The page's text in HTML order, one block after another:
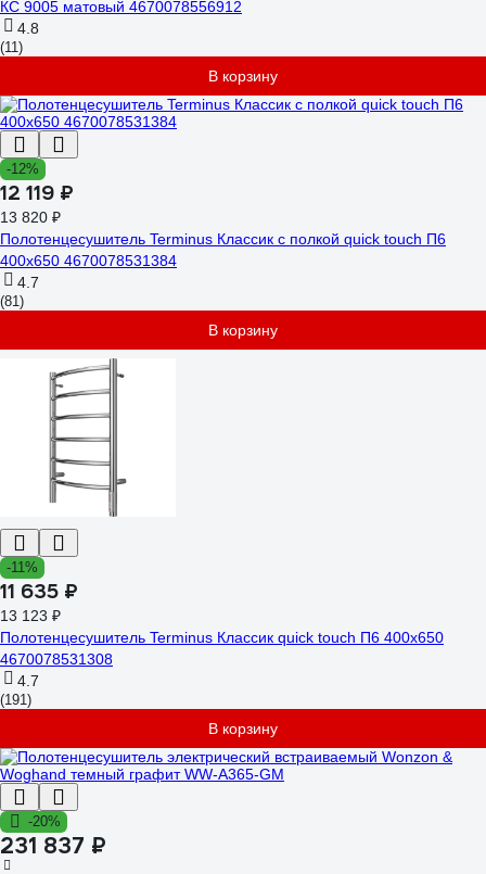
КС 9005 матовый 4670078556912
4.8
(11)
В корзину
-12%
12 119 ₽
13 820 ₽
Полотенцесушитель Terminus Классик с полкой quick touch П6
400x650 4670078531384
4.7
(81)
В корзину
-11%
11 635 ₽
13 123 ₽
Полотенцесушитель Terminus Классик quick touch П6 400x650
4670078531308
4.7
(191)
В корзину
-20%
231 837 ₽